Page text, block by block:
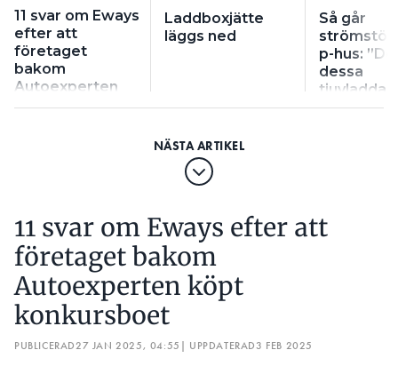
11 svar om Eways
efter att
företaget
bakom
Autoexperten
köpt
Laddboxjätte
läggs ned
Så går
p-hus:
dessa
handlar
11 svar om Eways efter att
företaget bakom
Autoexperten köpt
konkursboet
PUBLICERAD27 JAN 2025, 04:55 | UPPDATERAD3 FEB 2025